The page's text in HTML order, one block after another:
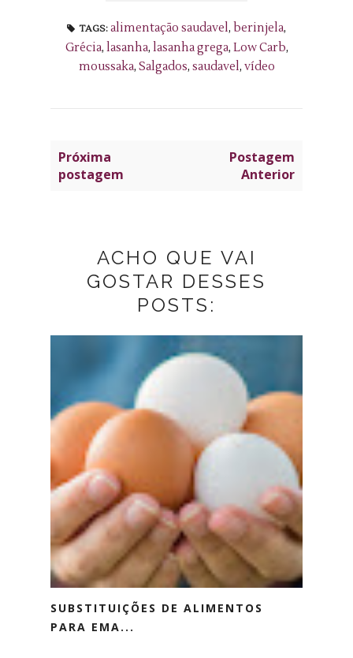
TAGS: alimentação saudavel, berinjela,
Grécia, lasanha, lasanha grega, Low Carb,
moussaka, Salgados, saudavel, vídeo
Próxima
postagem
Postagem
Anterior
ACHO QUE VAI
GOSTAR DESSES
POSTS:
SUBSTITUIÇÕES DE ALIMENTOS
PARA EMA...